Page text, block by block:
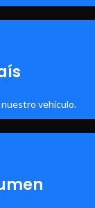
vehículo.